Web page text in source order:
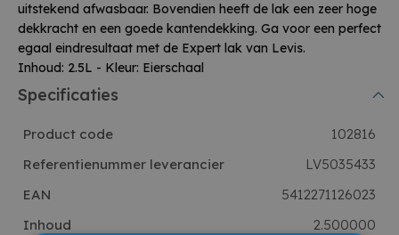
uitstekend afwasbaar. Bovendien heeft de lak een zeer hoge
dekkracht en een goede kantendekking. Ga voor een perfect
egaal eindresultaat met de Expert lak van Levis.
Inhoud: 2.5L - Kleur: Eierschaal
Specificaties
Product code
102816
Referentienummer leverancier
LV5035433
EAN
5412271126023
Inhoud
2.500000